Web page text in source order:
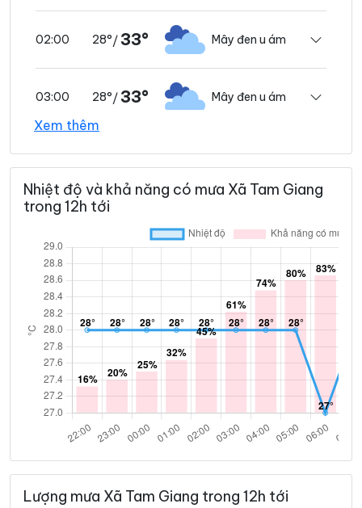
02:00 28°/ 33° Mây đen u ám
03:00 28°/ 33° Mây đen u ám
04:00 28°/33° Mây đen u ám
05:00 28°
06:00 27° 33° Mưa rào nhẹ
07:00 28°/33° Mưa rào nhẹ
08:00 28° 33° Dông
09:00 29° 34° Mây rải rác
10:00 30°/ 35° Mây rải rác
Xem thêm
Nhiệt độ và khả năng có mưa Xã Tam Giang
trong 12h tới
Lượng mưa Xã Tam Giang trong 12h tới